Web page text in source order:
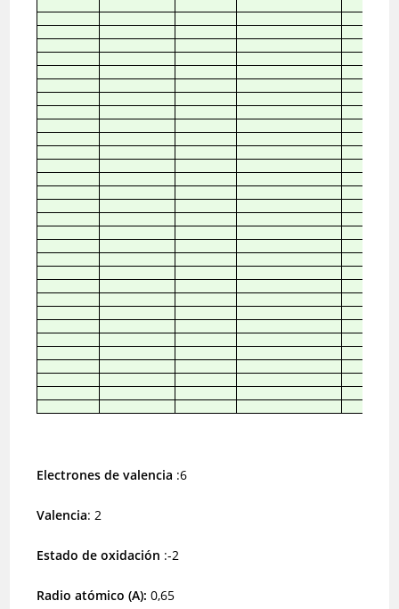
Electrones de valencia :6
Valencia: 2
Estado de oxidación :-2
Radio atómico (A):0,65